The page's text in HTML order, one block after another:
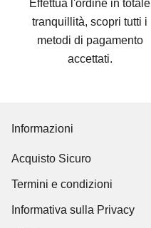
Effettua l'ordine in totale
tranquillità, scopri tutti i
metodi di pagamento
accettati.
Informazioni
Acquisto Sicuro
Termini e condizioni
Informativa sulla Privacy